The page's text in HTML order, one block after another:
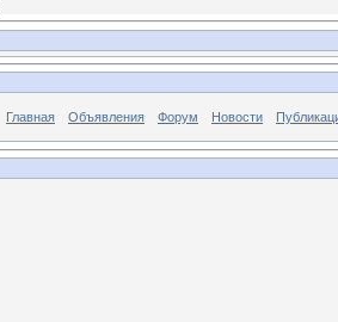
Главная Объявления Форум Новости